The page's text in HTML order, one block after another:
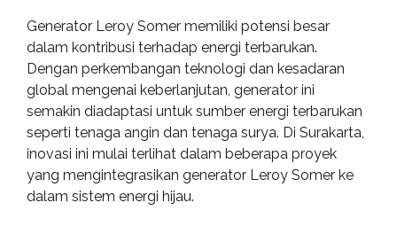
Generator Leroy Somer memiliki potensi besar
dalam kontribusi terhadap energi terbarukan.
Dengan perkembangan teknologi dan kesadaran
global mengenai keberlanjutan, generator ini
semakin diadaptasi untuk sumber energi terbarukan
seperti tenaga angin dan tenaga surya. Di Surakarta,
inovasi ini mulai terlihat dalam beberapa proyek
yang mengintegrasikan generator Leroy Somer ke
dalam sistem energi hijau.